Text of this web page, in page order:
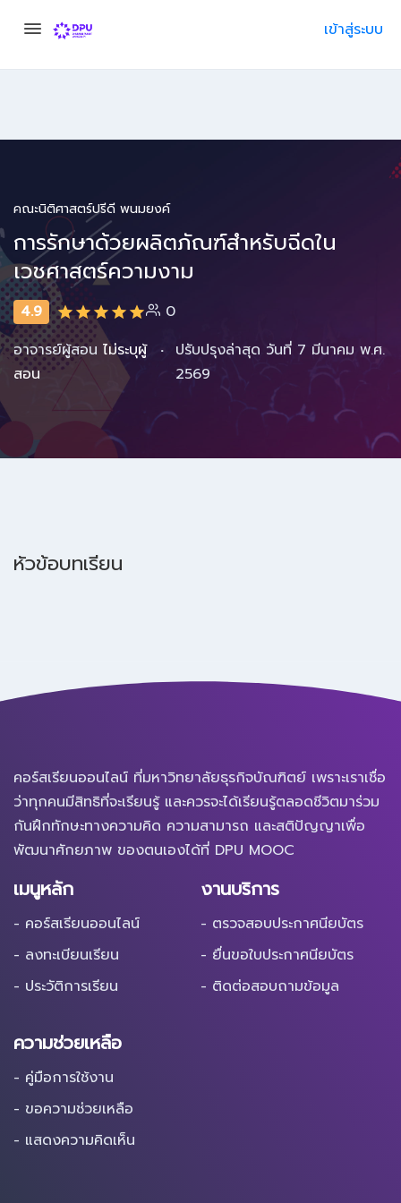
เข้าสู่ระบบ
คณะนิติศาสตร์ปรีดี พนมยงค์
การรักษาด้วยผลิตภัณฑ์สำหรับฉีดใน
เวชศาสตร์ความงาม
4.9
0
อาจารย์ผู้สอน ไม่ระบุผู้
สอน
· ปรับปรุงล่าสุด วันที่ 7 มีนาคม พ.ศ.
2569
หัวข้อบทเรียน
คอร์สเรียนออนไลน์ ที่มหาวิทยาลัยธุรกิจบัณฑิตย์ เพราะเราเชื่อ
ว่าทุกคนมีสิทธิที่จะเรียนรู้ และควรจะได้เรียนรู้ตลอดชีวิตมาร่วม
กันฝึกทักษะทางความคิด ความสามารถ และสติปัญญาเพื่อ
พัฒนาศักยภาพ ของตนเองได้ที่ DPU MOOC
เมนูหลัก
- คอร์สเรียนออนไลน์
- ลงทะเบียนเรียน
- ประวัติการเรียน
งานบริการ
- ตรวจสอบประกาศนียบัตร
- ยื่นขอใบประกาศนียบัตร
- ติดต่อสอบถามข้อมูล
ความช่วยเหลือ
- คู่มือการใช้งาน
- ขอความช่วยเหลือ
- แสดงความคิดเห็น